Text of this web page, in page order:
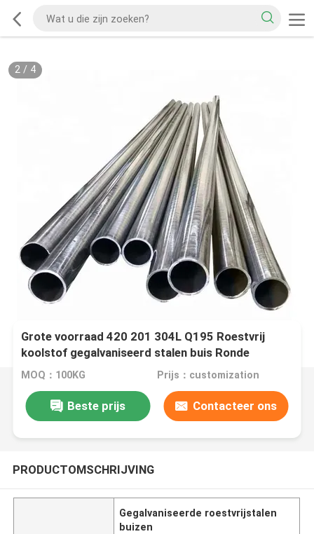
2/ 4
Grote voorraad 420 201 304L Q195 Roestvrij
koolstof gegalvaniseerd stalen buis Ronde
gepolijste buis voor keukengerei
MOQ：100KG Prijs：customization
Beste prijs Contacteer ons
PRODUCTOMSCHRIJVING
Gegalvaniseerde roestvrijstalen
buizen